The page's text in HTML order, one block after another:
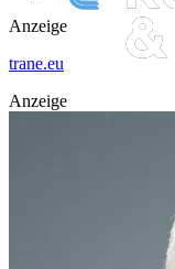
Anzeige
trane.eu
Anzeige